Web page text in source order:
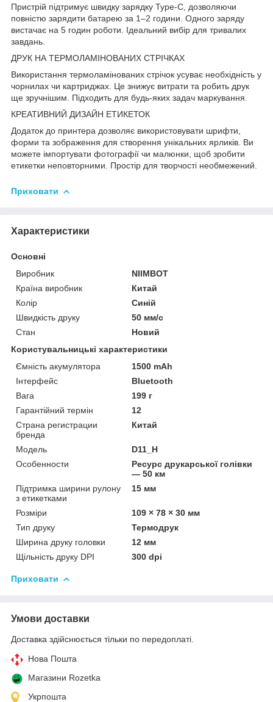
Пристрій підтримує швидку зарядку Type-C, дозволяючи
повністю зарядити батарею за 1–2 години. Одного заряду
вистачає на 5 годин роботи. Ідеальний вибір для тривалих
завдань.
ДРУК НА ТЕРМОЛАМІНОВАНИХ СТРІЧКАХ
Використання термоламінованих стрічок усуває необхідність у
чорнилах чи картриджах. Це знижує витрати та робить друк
ще зручнішим. Підходить для будь-яких задач маркування.
КРЕАТИВНИЙ ДИЗАЙН ЕТИКЕТОК
Додаток до принтера дозволяє використовувати шрифти,
форми та зображення для створення унікальних ярликів. Ви
можете імпортувати фотографії чи малюнки, щоб зробити
етикетки неповторними. Простір для творчості необмежений.
Приховати
Характеристики
Основні
Виробник
NIIMBOT
Країна виробник
Китай
Колір
Синій
Швидкість друку
50 мм/с
Стан
Новий
Користувальницькі характеристики
Ємність акумулятора
1500 mAh
Інтерфейс
Bluetooth
Вага
199 г
Гарантійний термін
12
Страна регистрации
бренда
Китай
Мoдель
D11_H
Особенности
Ресурс друкарської голівки
— 50 км
Підтримка ширини рулону
з етикетками
15 мм
Розміри
109 × 78 × 30 мм
Тип друку
Термодрук
Ширина друку головки
12 мм
Щільність друку DPI
300 dpi
Приховати
Умови доставки
Доставка здійснюється тільки по передоплаті.
Нова Пошта
Магазини Rozetka
Укрпошта